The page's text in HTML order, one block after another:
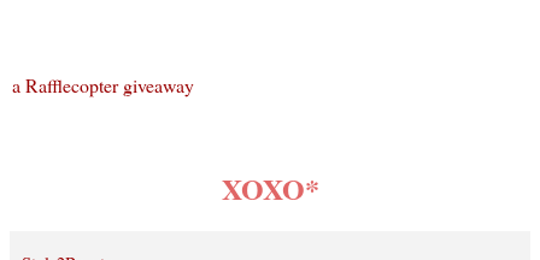
a Rafflecopter giveaway
XOXO*